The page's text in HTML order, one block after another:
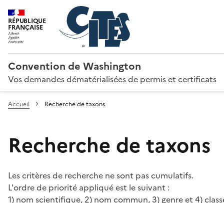
RÉPUBLIQUE
FRANÇAISE
Convention de Washington
Vos demandes dématérialisées de permis et certificats
Accueil Recherche de taxons
Recherche de taxons
Les critères de recherche ne sont pas cumulatifs.
L'ordre de priorité appliqué est le suivant :
1) nom scientifique, 2) nom commun, 3) genre et 4)